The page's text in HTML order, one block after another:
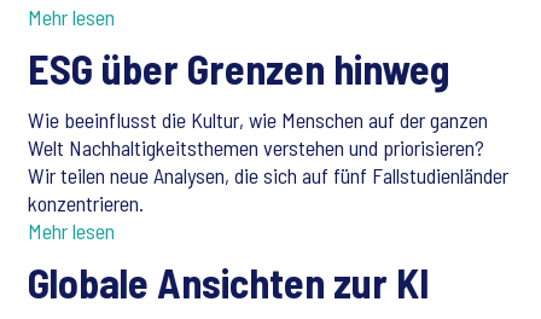
Mehr lesen
ESG über Grenzen hinweg
Wie beeinflusst die Kultur, wie Menschen auf der ganzen
Welt Nachhaltigkeitsthemen verstehen und priorisieren?
Wir teilen neue Analysen, die sich auf fünf Fallstudienländer
konzentrieren.
Mehr lesen
Globale Ansichten zur KI